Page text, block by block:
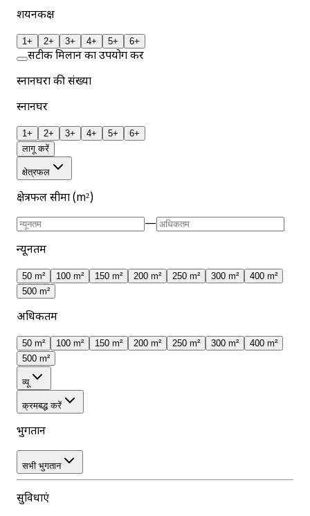
शयनकक्ष
1+ 2+ 3+ 4+ 5+ 6+
सटीक मिलान का उपयोग करें
स्नानघरों की संख्या
स्नानघर
1+ 2+ 3+ 4+ 5+
6+
लागू करें
क्षेत्रफल
क्षेत्रफल सीमा (m²)
—
न्यूनतम
50 m² 100 m² 150 m² 200 m² 250 m² 300 m²
400 m²
500 m²
अधिकतम
50 m² 100 m² 150 m² 200 m² 250 m² 300 m²
400 m²
500 m²
व्यू
क्रमबद्ध करें
भुगतान
सभी भुगतान
सुविधाएं